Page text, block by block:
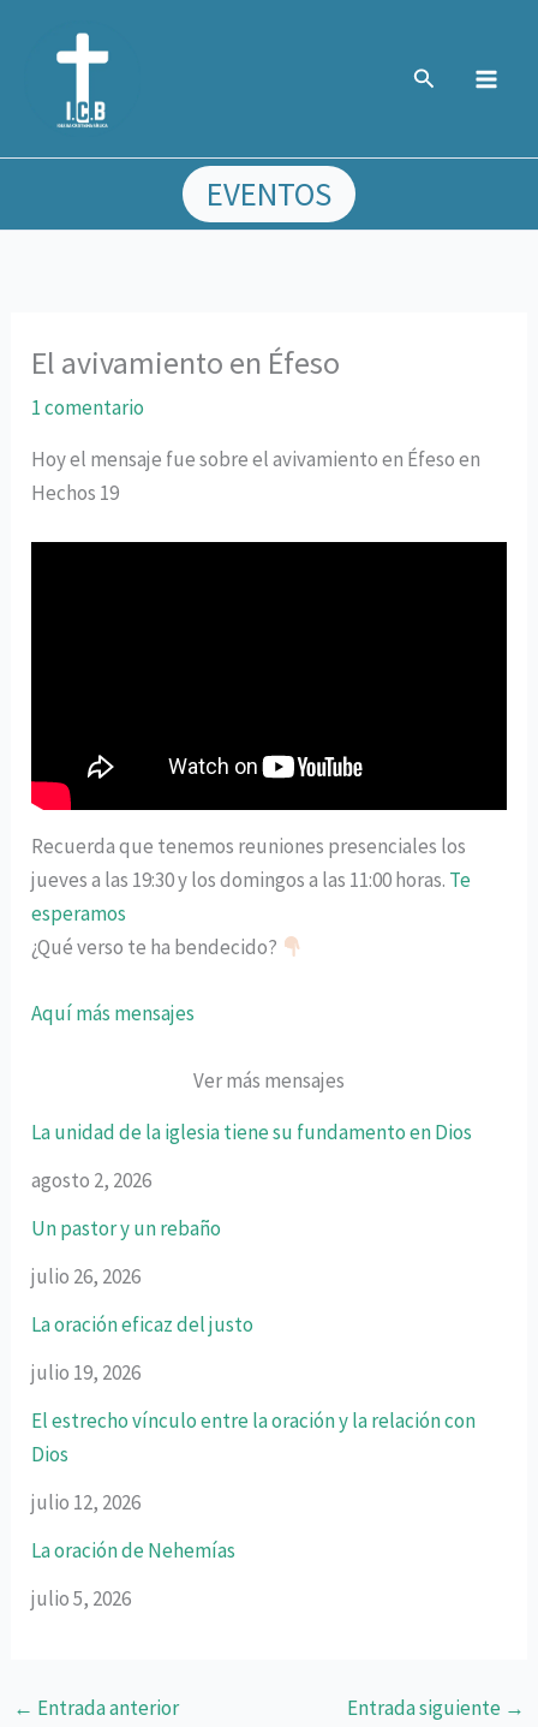
Buscar
EVENTOS
El avivamiento en Éfeso
1 comentario
Hoy el mensaje fue sobre el avivamiento en Éfeso en
Hechos 19
Recuerda que tenemos reuniones presenciales los
jueves a las 19:30 y los domingos a las 11:00 horas. Te
esperamos
¿Qué verso te ha bendecido?
Aquí más mensajes
Ver más mensajes
La unidad de la iglesia tiene su fundamento en Dios
agosto 2, 2026
Un pastor y un rebaño
julio 26, 2026
La oración eficaz del justo
julio 19, 2026
El estrecho vínculo entre la oración y la relación con
Dios
julio 12, 2026
La oración de Nehemías
julio 5, 2026
← Entrada anterior Entrada siguiente →